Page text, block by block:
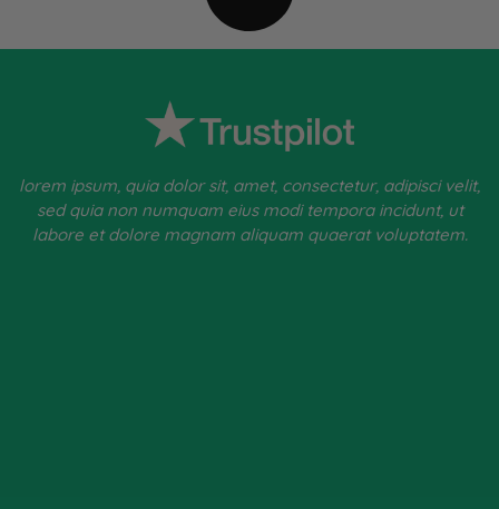
lorem ipsum, quia dolor sit, amet, consectetur, adipisci velit,
sed quia non numquam eius modi tempora incidunt, ut
labore et dolore magnam aliquam quaerat voluptatem.